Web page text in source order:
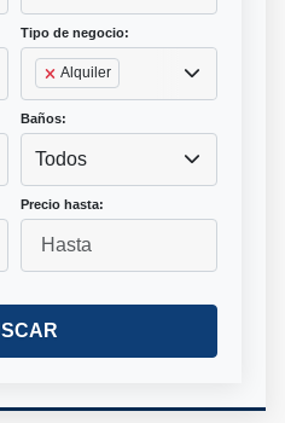
Tipo de negocio:
Alquiler
Baños:
Todos
Precio hasta: